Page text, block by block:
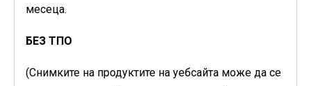
месеца.
БЕЗ ТПО
(Снимките на продуктите на уебсайта може да се